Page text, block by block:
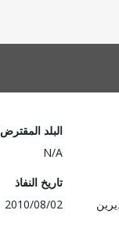
البلد المقترض
N/A
تاريخ النفاذ
2010/08/02